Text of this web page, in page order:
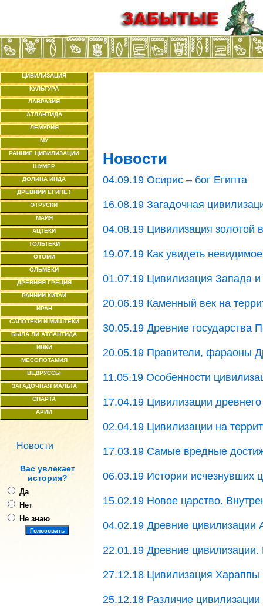
ЦИВИЛИЗАЦИЯ
КУЛЬТУРА
ЛАВРАЗИЯ
АТЛАНТИДА
ЛЕМУРИЯ
МУ
РАННИЕ ЦИВИЛИЗАЦИИ
ШУМЕР
ДОЛИНА ИНДА
ДРЕВНИЙ ЕГИПЕТ
ЭТРУСКИ
МАЙЯ
АЦТЕКИ
ТОЛЬТЕКИ
ОТОМИ
ОЛЬМЕКИ
ДРЕВНЯЯ ГРЕЦИЯ
РАННИЙ КИТАЙ
ИРАН
САПОТЕКИ И МИШТЕКИ
БЫЛА ЛИ АТЛАНТИДА
ИНКИ
МЕСОПОТАМИЯ
ВЕДРУССЫ
ЗАГАДОЧНАЯ МАЛЬТА
СПАРТА
АРИИ
Новости
Ваc увлекает
история?
Да
Нет
Не знаю
Новости
04.09.19 Осирис – бог Египта
16.08.19 Загадочная
04.08.19 Цивилизация золотой
19.07.19 Как увидеть невидимое
01.07.19 Цивилизация Запада и
20.06.19 Каменный век на
30.05.19 Древние государства
20.05.19 Правители, фараоны
11.05.19 Особенности
17.04.19 Цивилизации
02.04.19 Цивилизации на
17.03.19 Самые вредные
06.03.19 Истории исчезнувших
15.02.19 Новое царство.
04.02.19 Древние цивилизации
22.01.19 Древние цивилизации.
27.12.18 Цивилизация Хараппы
25.12.18 Различие цивилизации